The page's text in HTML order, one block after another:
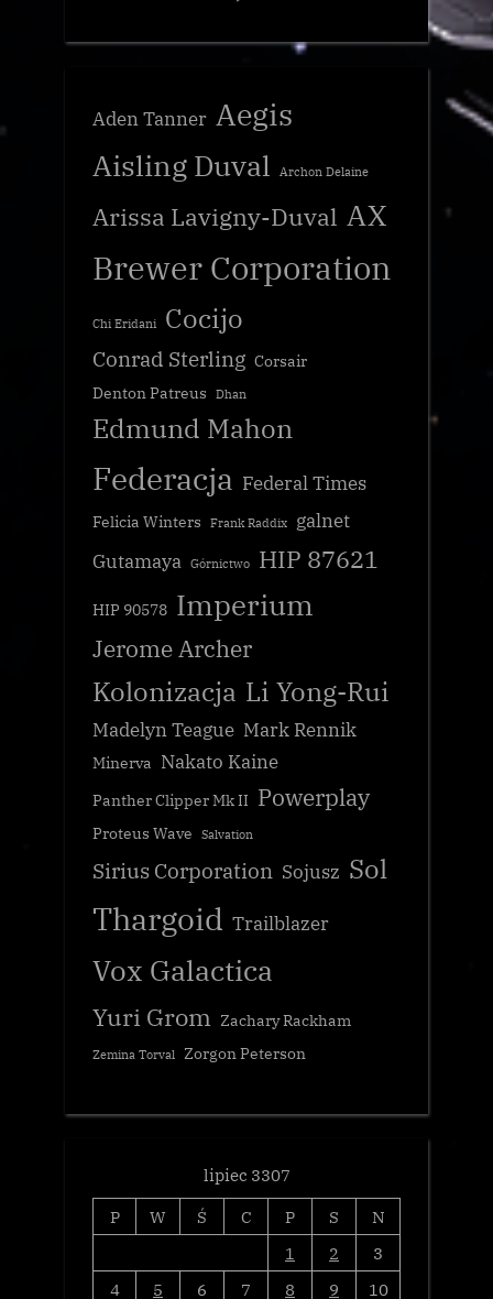
Aden Tanner Aegis
Aisling Duval Archon Delaine
Arissa Lavigny-Duval AX
Brewer Corporation
Chi Eridani Cocijo
Conrad Sterling Corsair
Denton Patreus
Dhan
Edmund Mahon
Federacja Federal Times
Felicia Winters Frank Raddix
galnet
Gutamaya Górnictwo HIP 87621
HIP 90578 Imperium
Jerome Archer
Kolonizacja Li Yong-Rui
Madelyn Teague Mark Rennik
Minerva Nakato Kaine
Panther Clipper Mk II Powerplay
Proteus Wave Salvation
Sirius Corporation Sojusz Sol
Thargoid Trailblazer
Vox Galactica
Yuri Grom Zachary Rackham
Zemina Torval Zorgon Peterson
lipiec 3307
P
W Ś C P S
N
1
2
3
4
5 6 7 8 9 10